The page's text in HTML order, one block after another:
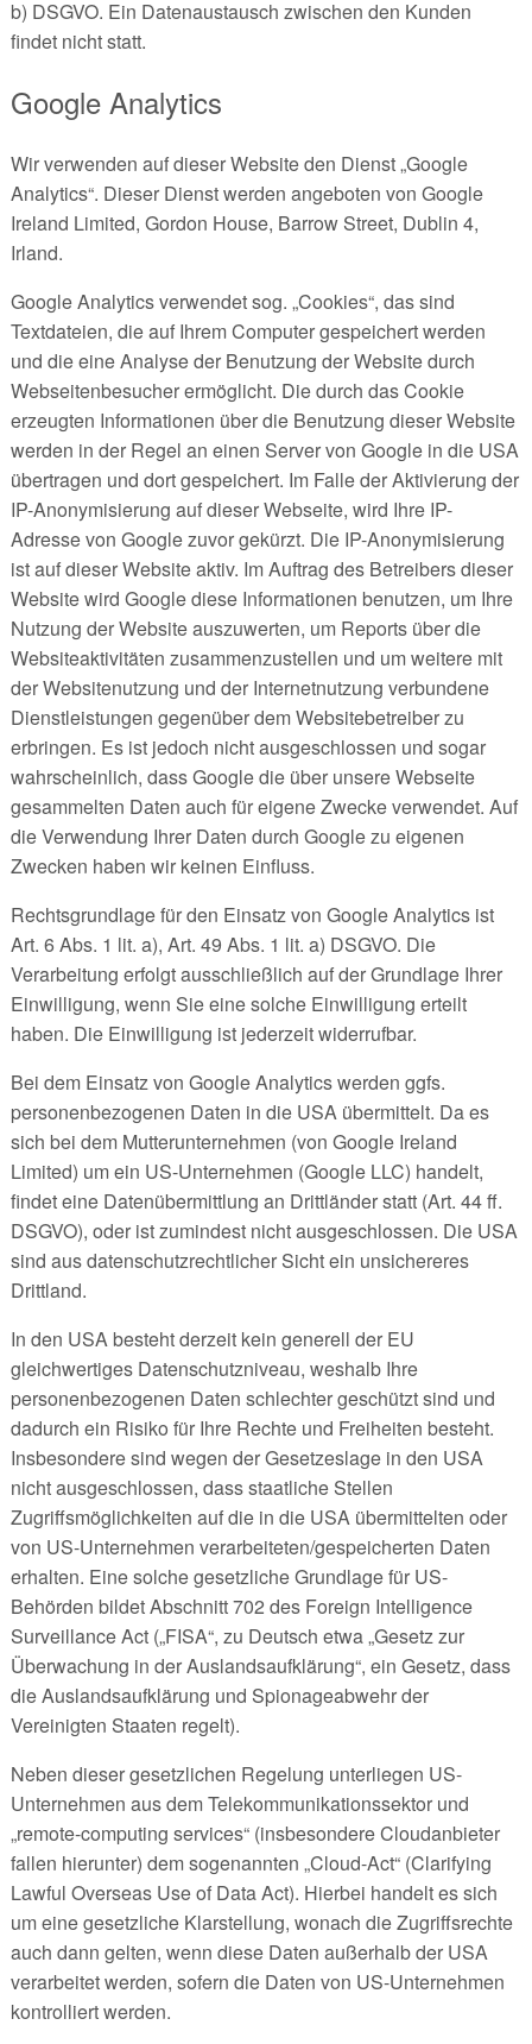
b) DSGVO. Ein Datenaustausch zwischen den Kunden
findet nicht statt.
Google Analytics
Wir verwenden auf dieser Website den Dienst „Google
Analytics“. Dieser Dienst werden angeboten von Google
Ireland Limited, Gordon House, Barrow Street, Dublin 4,
Irland.
Google Analytics verwendet sog. „Cookies“, das sind
Textdateien, die auf Ihrem Computer gespeichert werden
und die eine Analyse der Benutzung der Website durch
Webseitenbesucher ermöglicht. Die durch das Cookie
erzeugten Informationen über die Benutzung dieser Website
werden in der Regel an einen Server von Google in die USA
übertragen und dort gespeichert. Im Falle der Aktivierung der
IP-Anonymisierung auf dieser Webseite, wird Ihre IP-
Adresse von Google zuvor gekürzt. Die IP-Anonymisierung
ist auf dieser Website aktiv. Im Auftrag des Betreibers dieser
Website wird Google diese Informationen benutzen, um Ihre
Nutzung der Website auszuwerten, um Reports über die
Websiteaktivitäten zusammenzustellen und um weitere mit
der Websitenutzung und der Internetnutzung verbundene
Dienstleistungen gegenüber dem Websitebetreiber zu
erbringen. Es ist jedoch nicht ausgeschlossen und sogar
wahrscheinlich, dass Google die über unsere Webseite
gesammelten Daten auch für eigene Zwecke verwendet. Auf
die Verwendung Ihrer Daten durch Google zu eigenen
Zwecken haben wir keinen Einfluss.
Rechtsgrundlage für den Einsatz von Google Analytics ist
Art. 6 Abs. 1 lit. a), Art. 49 Abs. 1 lit. a) DSGVO. Die
Verarbeitung erfolgt ausschließlich auf der Grundlage Ihrer
Einwilligung, wenn Sie eine solche Einwilligung erteilt
haben. Die Einwilligung ist jederzeit widerrufbar.
Bei dem Einsatz von Google Analytics werden ggfs.
personenbezogenen Daten in die USA übermittelt. Da es
sich bei dem Mutterunternehmen (von Google Ireland
Limited) um ein US-Unternehmen (Google LLC) handelt,
findet eine Datenübermittlung an Drittländer statt (Art. 44 ff.
DSGVO), oder ist zumindest nicht ausgeschlossen. Die USA
sind aus datenschutzrechtlicher Sicht ein unsichereres
Drittland.
In den USA besteht derzeit kein generell der EU
gleichwertiges Datenschutzniveau, weshalb Ihre
personenbezogenen Daten schlechter geschützt sind und
dadurch ein Risiko für Ihre Rechte und Freiheiten besteht.
Insbesondere sind wegen der Gesetzeslage in den USA
nicht ausgeschlossen, dass staatliche Stellen
Zugriffsmöglichkeiten auf die in die USA übermittelten oder
von US-Unternehmen verarbeiteten/gespeicherten Daten
erhalten. Eine solche gesetzliche Grundlage für US-
Behörden bildet Abschnitt 702 des Foreign Intelligence
Surveillance Act („FISA“, zu Deutsch etwa „Gesetz zur
Überwachung in der Auslandsaufklärung“, ein Gesetz, dass
die Auslandsaufklärung und Spionageabwehr der
Vereinigten Staaten regelt).
Neben dieser gesetzlichen Regelung unterliegen US-
Unternehmen aus dem Telekommunikationssektor und
„remote-computing services“ (insbesondere Cloudanbieter
fallen hierunter) dem sogenannten „Cloud-Act“ (Clarifying
Lawful Overseas Use of Data Act). Hierbei handelt es sich
um eine gesetzliche Klarstellung, wonach die Zugriffsrechte
auch dann gelten, wenn diese Daten außerhalb der USA
verarbeitet werden, sofern die Daten von US-Unternehmen
kontrolliert werden.